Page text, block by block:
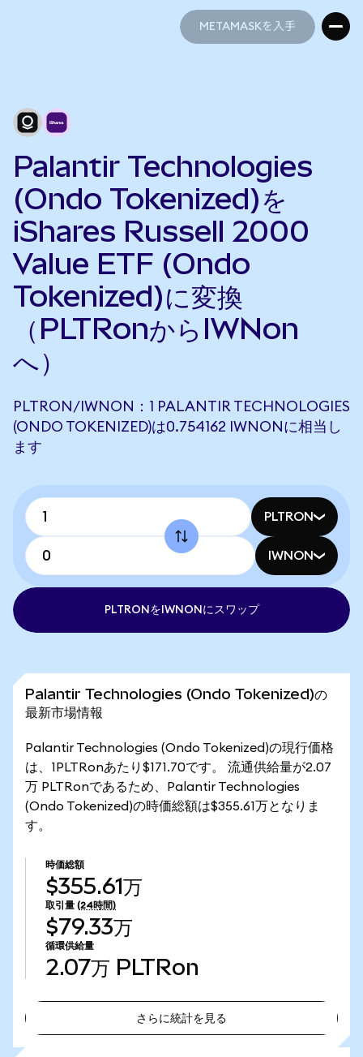
METAMASKを入手
Palantir Technologies
(Ondo Tokenized)を
iShares Russell 2000
Value ETF (Ondo
Tokenized)に変換
（PLTRonからIWNon
へ）
PLTRON/IWNON：1 PALANTIR TECHNOLOGIES
(ONDO TOKENIZED)は0.754162 IWNONに相当し
ます
PLTRON
IWNON
PLTRONをIWNONにスワップ
Palantir Technologies (Ondo Tokenized)の
最新市場情報
Palantir Technologies (Ondo Tokenized)の現行価格
は、1PLTRonあたり$171.70です。 流通供給量が2.07
万 PLTRonであるため、Palantir Technologies
(Ondo Tokenized)の時価総額は$355.61万となりま
す。
時価総額
$355.61万
取引量 (24時間)
$79.33万
循環供給量
2.07万 PLTRon
さらに統計を見る